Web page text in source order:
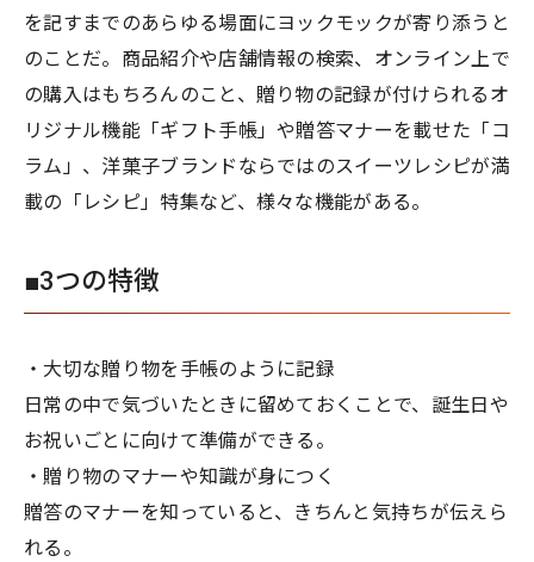
を記すまでのあらゆる場面にヨックモックが寄り添うと
のことだ。商品紹介や店舗情報の検索、オンライン上で
の購入はもちろんのこと、贈り物の記録が付けられるオ
リジナル機能「ギフト手帳」や贈答マナーを載せた「コ
ラム」、洋菓子ブランドならではのスイーツレシピが満
載の「レシピ」特集など、様々な機能がある。
■3つの特徴
・大切な贈り物を手帳のように記録
日常の中で気づいたときに留めておくことで、誕生日や
お祝いごとに向けて準備ができる。
・贈り物のマナーや知識が身につく
贈答のマナーを知っていると、きちんと気持ちが伝えら
れる。